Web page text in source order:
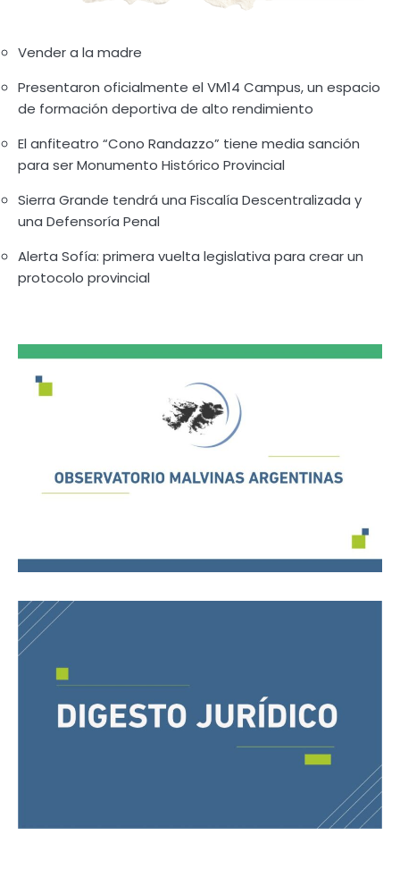
Vender a la madre
Presentaron oficialmente el VM14 Campus, un espacio
de formación deportiva de alto rendimiento
El anfiteatro “Cono Randazzo” tiene media sanción
para ser Monumento Histórico Provincial
Sierra Grande tendrá una Fiscalía Descentralizada y
una Defensoría Penal
Alerta Sofía: primera vuelta legislativa para crear un
protocolo provincial